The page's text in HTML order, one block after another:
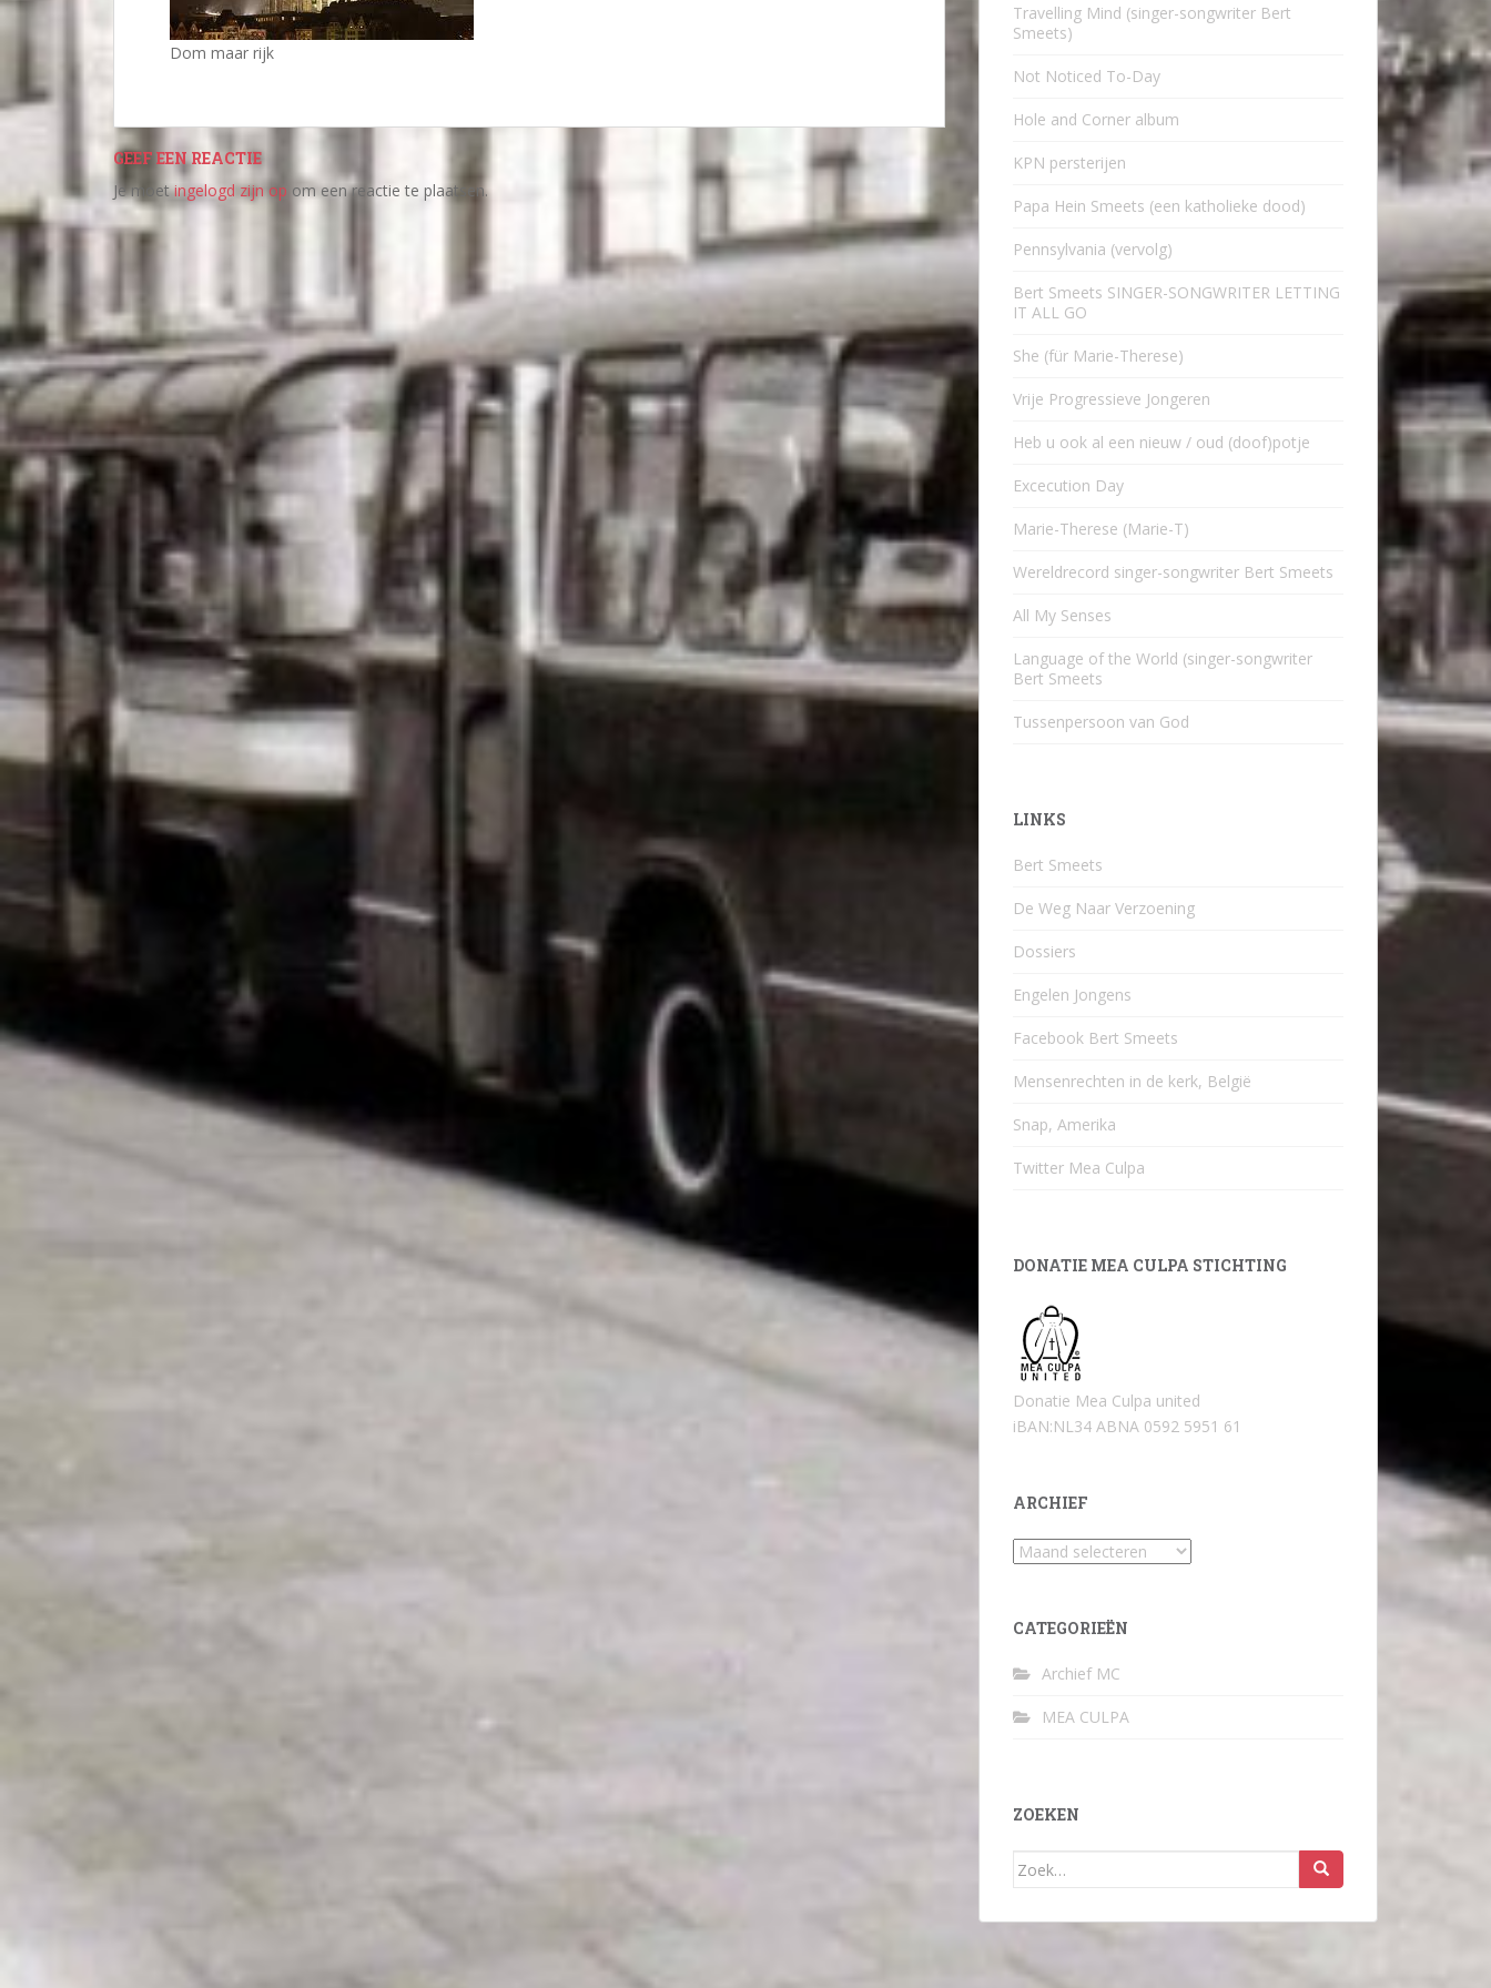
Dom maar rijk
GEEF EEN REACTIE
Je moetingelogd zijn op om een reactie te plaatsen.
Travelling Mind (singer-songwriter Bert
Smeets)
Not Noticed To-Day
Hole and Corner album
KPN persterijen
Papa Hein Smeets (een katholieke dood)
Pennsylvania (vervolg)
Bert Smeets SINGER-SONGWRITER LETTING
IT ALL GO
She (für Marie-Therese)
Vrije Progressieve Jongeren
Heb u ook al een nieuw / oud (doof)potje
Excecution Day
Marie-Therese (Marie-T)
Wereldrecord singer-songwriter Bert Smeets
All My Senses
Language of the World (singer-songwriter
Bert Smeets
Tussenpersoon van God
LINKS
Bert Smeets
De Weg Naar Verzoening
Dossiers
Engelen Jongens
Facebook Bert Smeets
Mensenrechten in de kerk, België
Snap, Amerika
Twitter Mea Culpa
DONATIE MEA CULPA STICHTING
Donatie Mea Culpa united
iBAN:NL34 ABNA 0592 5951 61
ARCHIEF
Archief
CATEGORIEËN
Archief MC
MEA CULPA
ZOEKEN
Zoek